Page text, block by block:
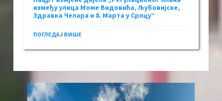
између улица Моме Видовића, Љубовијске,
Здравка Челара и 8. Марта у Српцу“
ПОГЛЕДАЈ ВИШЕ